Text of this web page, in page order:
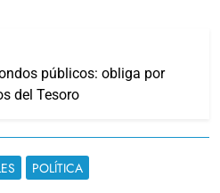
públicos: obliga por
del Tesoro
POLÍTICA